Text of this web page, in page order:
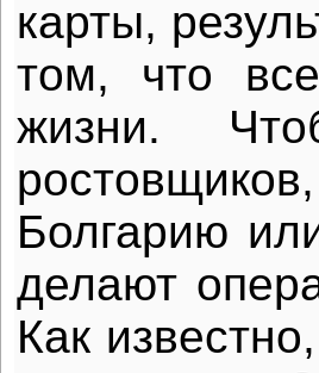
карты,
том, что
жизни.
Болгарию
делают
Как